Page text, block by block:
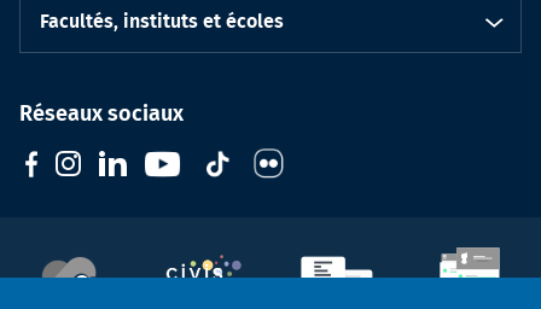
Facultés, instituts et écoles
Réseaux sociaux